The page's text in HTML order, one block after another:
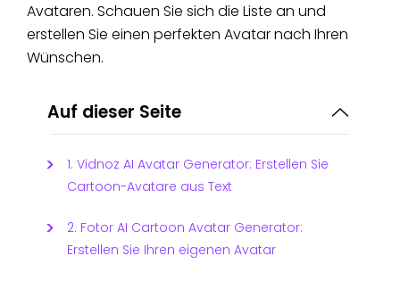
Avataren. Schauen Sie sich die Liste an und
erstellen Sie einen perfekten Avatar nach Ihren
Wünschen.
Auf dieser Seite
1. Vidnoz AI Avatar Generator: Erstellen Sie
Cartoon-Avatare aus Text
2. Fotor AI Cartoon Avatar Generator:
Erstellen Sie Ihren eigenen Avatar